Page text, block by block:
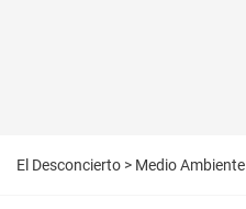
El Desconcierto > Medio Ambiente